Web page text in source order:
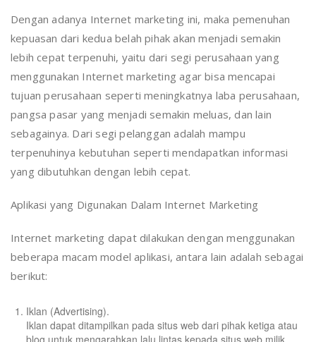
Dengan adanya Internet marketing ini, maka pemenuhan
kepuasan dari kedua belah pihak akan menjadi semakin
lebih cepat terpenuhi, yaitu dari segi perusahaan yang
menggunakan Internet marketing agar bisa mencapai
tujuan perusahaan seperti meningkatnya laba perusahaan,
pangsa pasar yang menjadi semakin meluas, dan lain
sebagainya. Dari segi pelanggan adalah mampu
terpenuhinya kebutuhan seperti mendapatkan informasi
yang dibutuhkan dengan lebih cepat.
Aplikasi yang Digunakan Dalam Internet Marketing
Internet marketing dapat dilakukan dengan menggunakan
beberapa macam model aplikasi, antara lain adalah sebagai
berikut:
Iklan (Advertising).
Iklan dapat ditampilkan pada situs web dari pihak ketiga atau